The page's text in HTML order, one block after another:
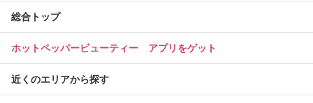
総合トップ
ホットペッパービューティー アプリをゲット
近くのエリアから探す